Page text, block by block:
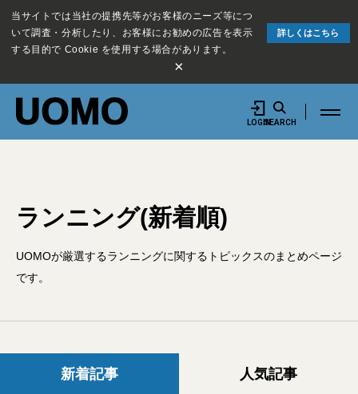
当サイトでは当社の提携先等がお客様のニーズ等につ
いて調査・分析したり、お客様にお勧めの広告を表示
する目的で Cookie を使用する場合があります。
詳しくはこちら
×
LOGINSEARCH
ランニング(新着順)
UOMOが厳選するランニングに関するトピックスのまとめページ
です。
新着記事 人気記事